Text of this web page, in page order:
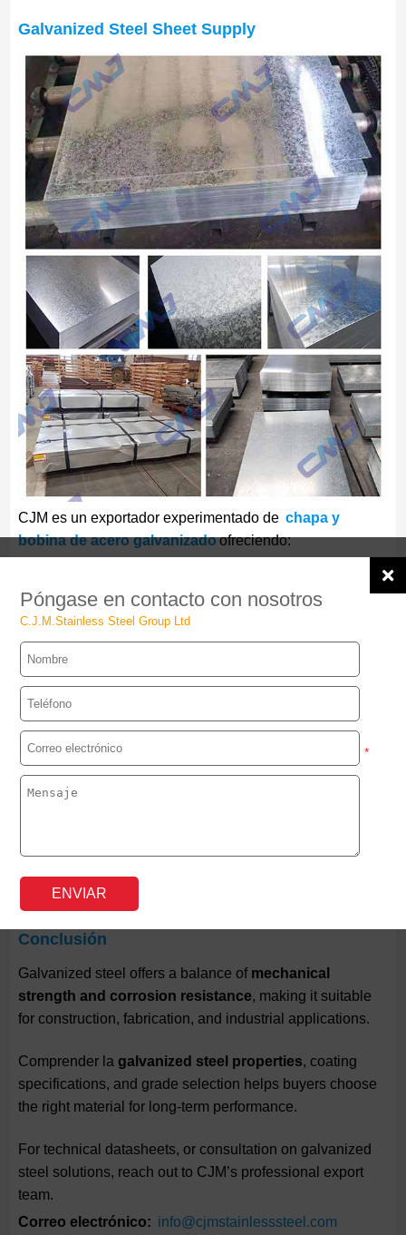
Galvanized Steel Sheet Supply
CJM es un exportador experimentado de chapa y
bobina de acero galvanizadoofreciendo:
Opciones de recubrimiento de zinc de
Cumplimiento de
Rápido plazo de producción:
Entrega mundial con documentación completa de
Asia, Oriente Medio, África, Europa y América.
Conclusión
Galvanized steel offers a balance of mechanical
strength and corrosion resistance, making it suitable
for construction, fabrication, and industrial applications.
Comprender la galvanized steel properties, coating
specifications, and grade selection helps buyers choose
the right material for long-term performance.
For technical datasheets, or consultation on galvanized
steel solutions, reach out to CJM’s professional export
team.
Correo electrónico: info@cjmstainlesssteel.com
Póngase en contacto con nosotros
C.J.M.Stainless Steel Group Ltd
*